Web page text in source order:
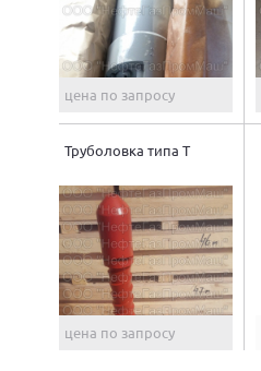
цена по запросу
Труболовка типа Т
цена по запросу